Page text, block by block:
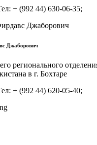
+ (992 44) 630-06-35;
Джаборович
регионального
в г. Бохтаре
+ (992 44) 620-05-40;